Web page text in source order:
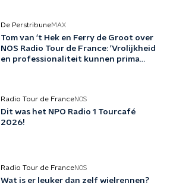
De PerstribuneMAX
Tom van 't Hek en Ferry de Groot over
NOS Radio Tour de France: 'Vrolijkheid
en professionaliteit kunnen prima
Radio Tour de FranceNOS
Dit was het NPO Radio 1 Tourcafé
2026!
Radio Tour de FranceNOS
Wat is er leuker dan zelf wielrennen?